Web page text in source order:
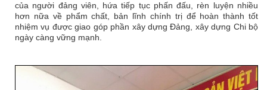
của người đảng viên, hứa tiếp tục phấn đấu, rèn luyện nhiều
hơn nữa về phẩm chất, bản lĩnh chính trị để hoàn thành tốt
nhiệm vụ được giao góp phần xây dựng Đảng, xây dựng Chi bộ
ngày càng vững mạnh.